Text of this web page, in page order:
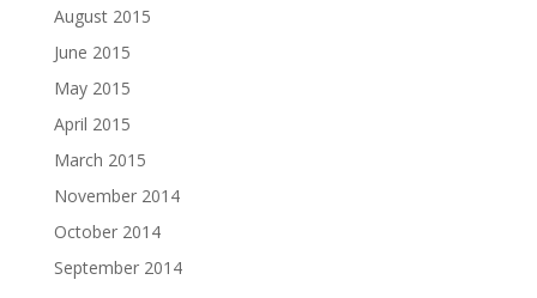
August 2015
June 2015
May 2015
April 2015
March 2015
November 2014
October 2014
September 2014